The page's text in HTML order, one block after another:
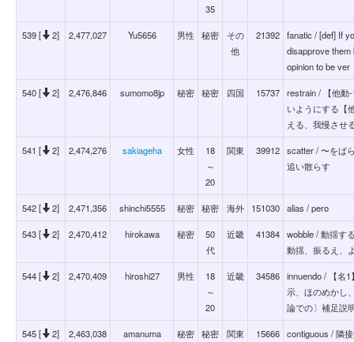
35
539 [ 2] 2,477,027 Yu5656 男性 秘密
その
他
21392 fanatic / [def] If
disapprove
opinion to be ver
540 [ 2] 2,476,846 sumomo8jp 秘密 秘密 四国 15737 restrain / 【他動
いようにする【
える、我慢させ
541 [ 2] 2,474,276 sakiageha 女性
18
～
20
関東 39912 scatter / 〜をば
追い散らす
542 [ 2] 2,471,356 shinchi5555 秘密 秘密 海外 151030 alias / pero
543 [ 2] 2,470,412 hirokawa 秘密
50
代
近畿 41384 wobble / 動揺す
動揺、振るえ、
544 [ 2] 2,470,409 hiroshi27 男性
18
～
20
近畿 34586 innuendo / 【名
示、ほのめかし
論での〕補足説
545 [ 2] 2,463,038 amanuma 秘密 秘密 関東 15666 contiguous / 隣